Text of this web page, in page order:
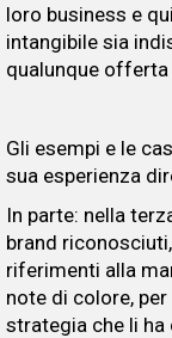
loro business e
intangibile sia
qualunque offerta
Gli esempi e le
sua esperienza
In parte: nella
brand
riferimenti alla
note di colore,
strategia che li